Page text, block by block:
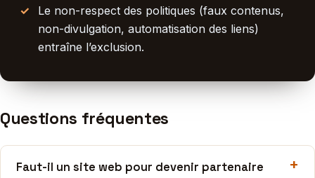
Le non-respect des politiques (faux contenus,
non-divulgation, automatisation des liens)
entraîne l’exclusion.
Questions fréquentes
Faut-il un site web pour devenir partenaire